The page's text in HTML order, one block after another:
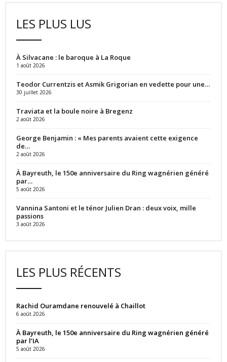
LES PLUS LUS
À Silvacane : le baroque à La Roque
1 août 2026
Teodor Currentzis et Asmik Grigorian en vedette pour une…
30 juillet 2026
Traviata et la boule noire à Bregenz
2 août 2026
George Benjamin : « Mes parents avaient cette exigence
de…
2 août 2026
À Bayreuth, le 150e anniversaire du Ring wagnérien généré
par…
5 août 2026
Vannina Santoni et le ténor Julien Dran : deux voix, mille
passions
3 août 2026
LES PLUS RÉCENTS
Rachid Ouramdane renouvelé à Chaillot
6 août 2026
À Bayreuth, le 150e anniversaire du Ring wagnérien généré
par l’IA
5 août 2026